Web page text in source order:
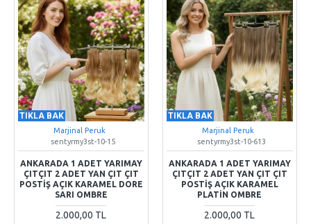
TIKLA BAK
Marjinal Peruk
sentyrmy3st-10-15
ANKARADA 1 ADET YARIMAY
ÇITÇIT 2 ADET YAN ÇIT ÇIT
POSTIŞ AÇIK KARAMEL DORE
SARI OMBRE
2.000,00 TL
TIKLA BAK
Marjinal Peruk
sentyrmy3st-10-613
ANKARADA 1 ADET YARIMAY
ÇITÇIT 2 ADET YAN ÇIT ÇIT
POSTIŞ AÇIK KARAMEL
PLATIN OMBRE
2.000,00 TL